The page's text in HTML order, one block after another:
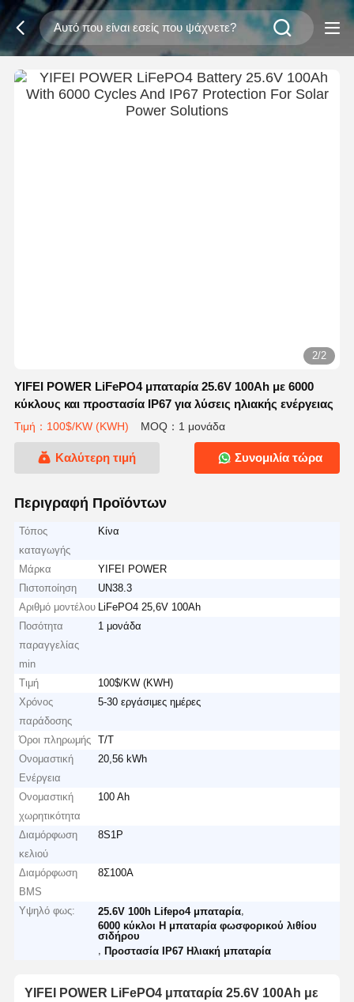
2/2
YIFEI POWER LiFePO4 μπαταρία 25.6V 100Ah με 6000
κύκλους και προστασία IP67 για λύσεις ηλιακής ενέργειας
Τιμή：100$/KW (KWH) MOQ：1 μονάδα
Καλύτερη τιμή Συνομιλία τώρα
Περιγραφή Προϊόντων
Τόπος
καταγωγής
Κίνα
Μάρκα
YIFEI POWER
Πιστοποίηση
UN38.3
Αριθμό μοντέλου
LiFePO4 25,6V 100Ah
Ποσότητα
παραγγελίας
min
1 μονάδα
Τιμή
100$/KW (KWH)
Χρόνος
παράδοσης
5-30 εργάσιμες ημέρες
Όροι πληρωμής
T/T
Ονομαστική
Ενέργεια
20,56 kWh
Ονομαστική
χωρητικότητα
100 Ah
Διαμόρφωση
κελιού
8S1P
Διαμόρφωση
BMS
8Σ100A
Υψηλό φως: 25.6V 100h Lifepo4 μπαταρία
6000 κύκλοι Η μπαταρία φωσφορικού λιθίου
σιδήρου
,Προστασία IP67 Ηλιακή μπαταρία
YIFEI POWER LiFePO4 μπαταρία 25.6V 100Ah με